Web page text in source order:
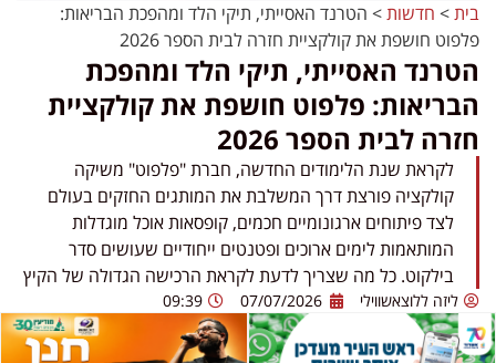
בית> חדשות> הטרנד האסייתי, תיקי הלד ומהפכת הבריאות:
פלפוט חושפת את קולקציית חזרה לבית הספר 2026
הטרנד האסייתי, תיקי הלד ומהפכת
הבריאות: פלפוט חושפת את קולקציית
חזרה לבית הספר 2026
לקראת שנת הלימודים החדשה, חברת "פלפוט" משיקה
קולקציה פורצת דרך המשלבת את המותגים החזקים בעולם
לצד פיתוחים ארגונומיים חכמים, קופסאות אוכל מוגדלות
המותאמות לימים ארוכים ופטנטים ייחודיים שעושים סדר
בילקוט. כל מה שצריך לדעת לקראת הרכישה הגדולה של הקיץ
ליזה ללוצאשווילי 07/07/2026
09:39